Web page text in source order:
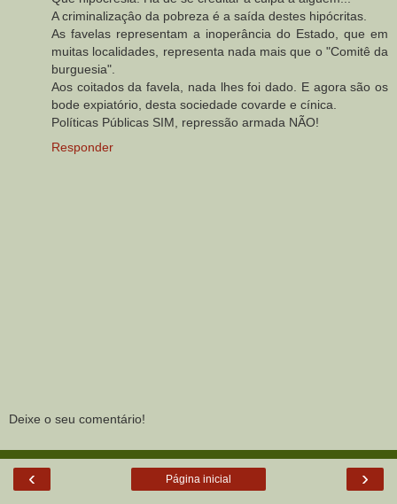
A criminalizaçâo da pobreza é a saída destes hipócritas.
As favelas representam a inoperância do Estado, que em
muitas localidades, representa nada mais que o "Comitê da
burguesia".
Aos coitados da favela, nada lhes foi dado. E agora são os
bode expiatório, desta sociedade covarde e cínica.
Políticas Públicas SIM, repressão armada NÃO!
Responder
Deixe o seu comentário!
‹ ›
Página inicial